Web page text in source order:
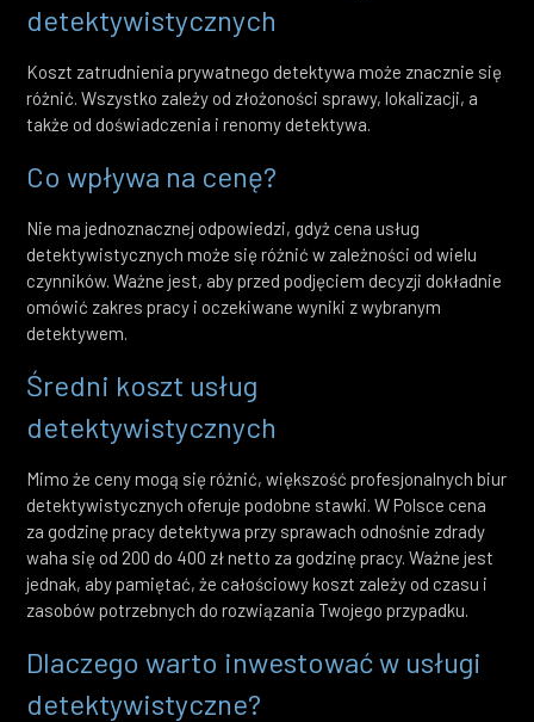
detektywistycznych
Koszt zatrudnienia prywatnego detektywa może znacznie się
różnić. Wszystko zależy od złożoności sprawy, lokalizacji, a
także od doświadczenia i renomy detektywa.
Co wpływa na cenę?
Nie ma jednoznacznej odpowiedzi, gdyż cena usług
detektywistycznych może się różnić w zależności od wielu
czynników. Ważne jest, aby przed podjęciem decyzji dokładnie
omówić zakres pracy i oczekiwane wyniki z wybranym
detektywem.
Średni koszt usług
detektywistycznych
Mimo że ceny mogą się różnić, większość profesjonalnych biur
detektywistycznych oferuje podobne stawki. W Polsce cena
za godzinę pracy detektywa przy sprawach odnośnie zdrady
waha się od 200 do 400 zł netto za godzinę pracy. Ważne jest
jednak, aby pamiętać, że całościowy koszt zależy od czasu i
zasobów potrzebnych do rozwiązania Twojego przypadku.
Dlaczego warto inwestować w usługi
detektywistyczne?